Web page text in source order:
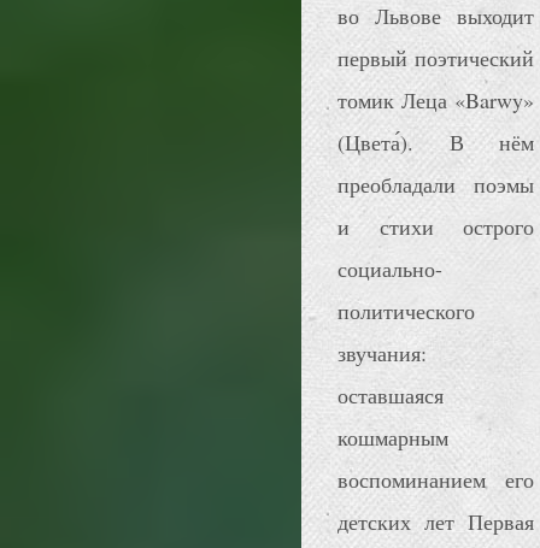
во Львове выходит
первый поэтический
томик Леца «Barwy»
(Цвета́). В нём
преобладали поэмы
и стихи острого
социально-
политического
звучания:
оставшаяся
кошмарным
воспоминанием его
детских лет Первая